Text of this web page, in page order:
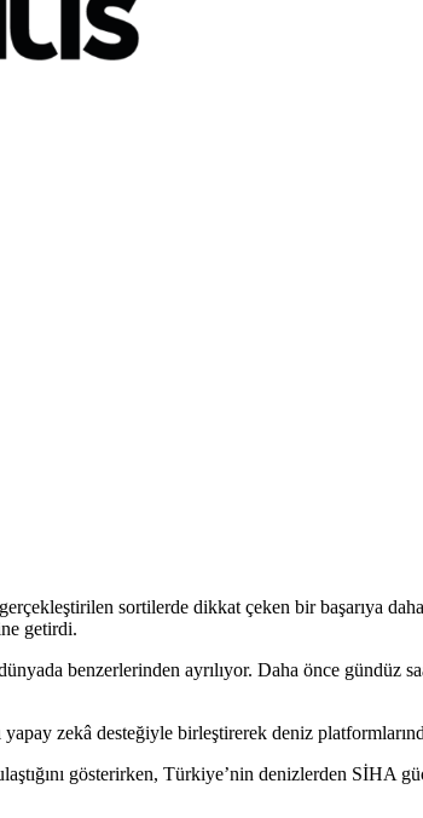
sortilerde dikkat çeken bir başarıya
getirdi.
benzerlerinden ayrılıyor. Daha önce gündüz
zekâ desteğiyle birleştirerek deniz
gösterirken, Türkiye’nin denizlerden SİHA